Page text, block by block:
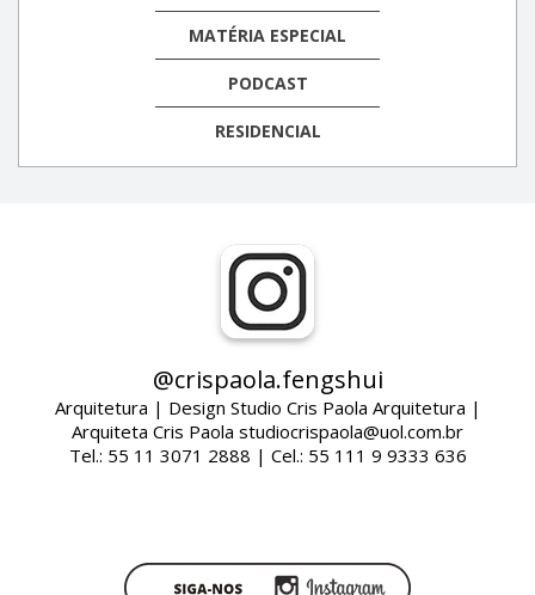
MATÉRIA ESPECIAL
PODCAST
RESIDENCIAL
@crispaola.fengshui
Arquitetura | Design Studio Cris Paola Arquitetura |
Arquiteta Cris Paola studiocrispaola@uol.com.br
Tel.: 55 11 3071 2888 | Cel.: 55 111 9 9333 636